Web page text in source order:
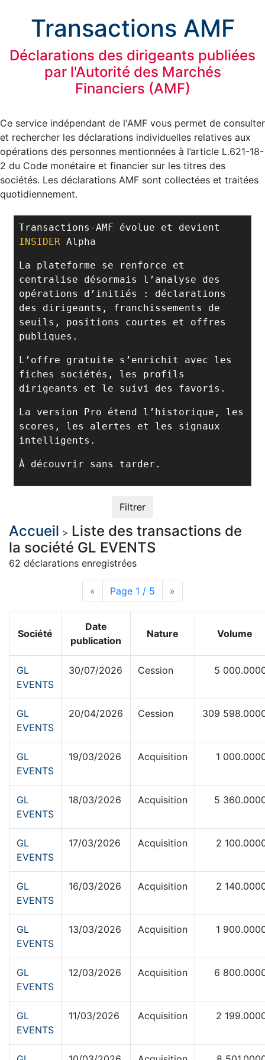
Transactions AMF
Déclarations des dirigeants publiées
par l'Autorité des Marchés
Financiers (AMF)
Ce service indépendant de l'AMF vous permet de consulter
et rechercher les déclarations individuelles relatives aux
opérations des personnes mentionnées à l’article L.621-18-
2 du Code monétaire et financier sur les titres des
sociétés. Les déclarations AMF sont collectées et traitées
quotidiennement.
Transactions-AMF évolue et devient
INSIDER Alpha
La plateforme se renforce et
centralise désormais l’analyse des
opérations d’initiés : déclarations
des dirigeants, franchissements de
seuils, positions courtes et offres
publiques.
L’offre gratuite s’enrichit avec les
fiches sociétés, les profils
dirigeants et le suivi des favoris.
La version Pro étend l’historique, les
scores, les alertes et les signaux
intelligents.
À découvrir sans tarder.
Filtrer
Accueil > Liste des transactions de
la société GL EVENTS
62 déclarations enregistrées
« Page précédente
Page 1 / 5 Page suivante
»
Société
Date
publication
Nature Volume
GL
EVENTS
30/07/2026 Cession 5
GL
EVENTS
20/04/2026 Cession 309
GL
EVENTS
19/03/2026 Acquisition 1
GL
EVENTS
18/03/2026 Acquisition 5
GL
EVENTS
17/03/2026 Acquisition 2
GL
EVENTS
16/03/2026 Acquisition 2
GL
EVENTS
13/03/2026 Acquisition 1
GL
EVENTS
12/03/2026 Acquisition 6
GL
EVENTS
11/03/2026 Acquisition 2